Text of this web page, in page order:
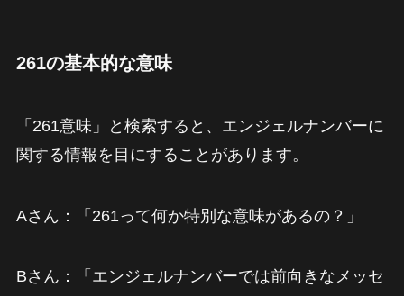
261の基本的な意味
「261意味」と検索すると、エンジェルナンバーに
関する情報を目にすることがあります。
Aさん：「261って何か特別な意味があるの？」
Bさん：「エンジェルナンバーでは前向きなメッセ